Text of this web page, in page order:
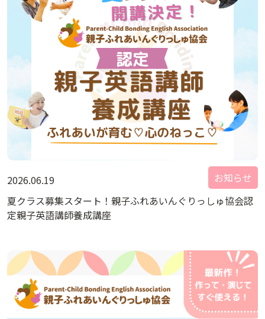
2026.06.19
お知らせ
夏クラス募集スタート！親子ふれあいんぐりっしゅ協会認
定親子英語講師養成講座